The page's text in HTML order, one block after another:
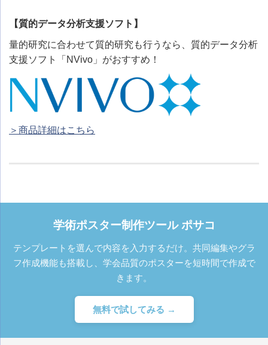
【質的データ分析支援ソフト】
量的研究に合わせて質的研究も行うなら、質的データ分析
支援ソフト「NVivo」がおすすめ！
＞商品詳細はこちら
学術ポスター制作ツール ポサコ
テンプレートを選んで内容を入力するだけ。共同編集やグラ
フ作成機能も搭載し、学会品質のポスターを短時間で作成で
きます。
無料で試してみる →